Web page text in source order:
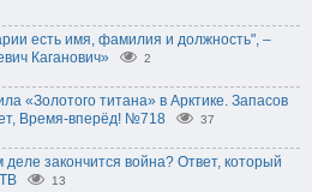
есть имя, фамилия и должность", –
Каганович»
2
«Золотого титана» в Арктике. Запасов
Время-вперёд! №718
37
деле закончится война? Ответ, который
13